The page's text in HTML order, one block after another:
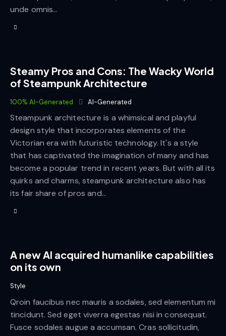
unde omnis…
Steamy Pros and Cons: The Wacky World
of Steampunk Architecture
100% AI-Generated AI-Generated
Steampunk architecture is a whimsical and playful
design style that incorporates elements of the
Victorian era with futuristic technology. It's a style
that has captivated the imagination of many and has
become a popular trend in recent years. But with all its
quirks and charms, steampunk architecture also has
its fair share of pros and…
A new AI acquired humanlike capabilities
on its own
Style
Qroin faucibus nec mauris a sodales, sed elementum mi
tincidunt. Sed eget viverra egestas nisi in consequat.
Fusce sodales augue a accumsan. Cras sollicitudin,